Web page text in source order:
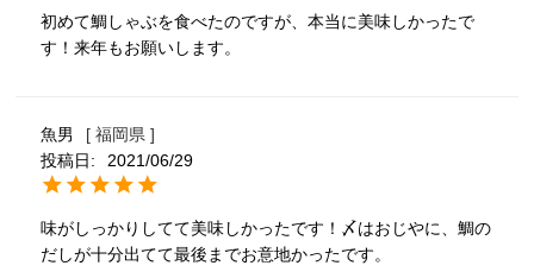
初めて鯛しゃぶを食べたのですが、本当に美味しかったで
す！来年もお願いします。
魚男
福岡県
投稿日
2021/06/29
味がしっかりしてて美味しかったです！〆はおじやに、鯛の
だしが十分出てて最後までお意地かったです。